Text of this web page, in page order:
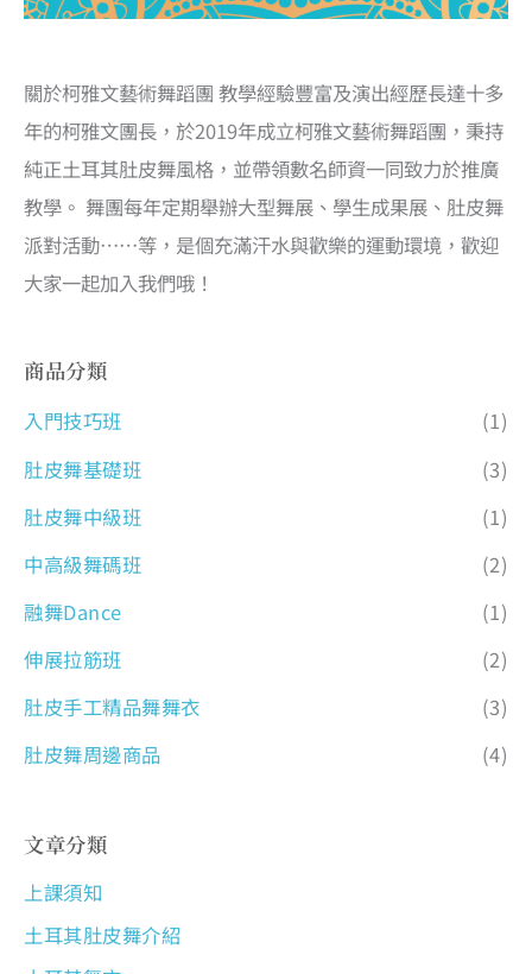
關於柯雅文藝術舞蹈團 教學經驗豐富及演出經歷長達十多
年的柯雅文團長，於2019年成立柯雅文藝術舞蹈團，秉持
純正土耳其肚皮舞風格，並帶領數名師資一同致力於推廣
教學。 舞團每年定期舉辦大型舞展、學生成果展、肚皮舞
派對活動……等，是個充滿汗水與歡樂的運動環境，歡迎
大家一起加入我們哦！
商品分類
入門技巧班
(1)
肚皮舞基礎班
(3)
肚皮舞中級班
(1)
中高級舞碼班
(2)
融舞Dance
(1)
伸展拉筋班
(2)
肚皮手工精品舞舞衣
(3)
肚皮舞周邊商品
(4)
文章分類
上課須知
土耳其肚皮舞介紹